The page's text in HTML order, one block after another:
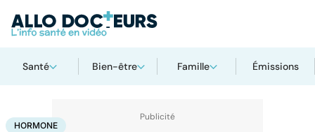
Santé Bien-être Famille Émissions
AccueilBien-être Hormone
HORMONE